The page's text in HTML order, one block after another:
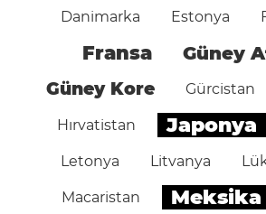
Danimarka Estonya
Fransa Güney
Güney Kore Gürcistan
Hırvatistan Japonya
Letonya Litvanya
Macaristan Meksika